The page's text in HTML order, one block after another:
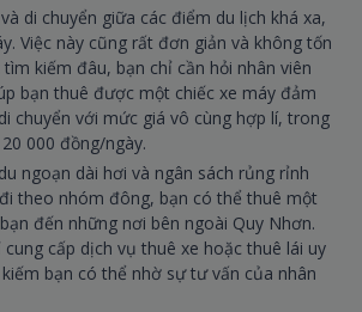
di chuyển giữa các điểm du lịch khá xa,
Việc này cũng rất đơn giản và không tốn
kiếm đâu, bạn chỉ cần hỏi nhân viên
bạn thuê được một chiếc xe máy đảm
chuyển với mức giá vô cùng hợp lí, trong
000 đồng/ngày.
ngoạn dài hơi và ngân sách rủng rỉnh
theo nhóm đông, bạn có thể thuê một
đến những nơi bên ngoài Quy Nhơn.
cấp dịch vụ thuê xe hoặc thuê lái uy
bạn có thể nhờ sự tư vấn của nhân